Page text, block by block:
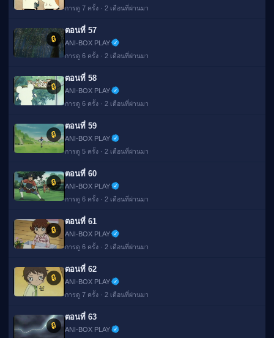
การดู 7 ครั้ง · 2 เดือนที่ผ่านมา
🔒
ตอนที่ 57
ANI-BOX PLAY
การดู 6 ครั้ง · 2 เดือนที่ผ่านมา
🔒
ตอนที่ 58
ANI-BOX PLAY
การดู 6 ครั้ง · 2 เดือนที่ผ่านมา
🔒
ตอนที่ 59
ANI-BOX PLAY
การดู 5 ครั้ง · 2 เดือนที่ผ่านมา
🔒
ตอนที่ 60
ANI-BOX PLAY
การดู 6 ครั้ง · 2 เดือนที่ผ่านมา
🔒
ตอนที่ 61
ANI-BOX PLAY
การดู 6 ครั้ง · 2 เดือนที่ผ่านมา
🔒
ตอนที่ 62
ANI-BOX PLAY
การดู 7 ครั้ง · 2 เดือนที่ผ่านมา
🔒
ตอนที่ 63
ANI-BOX PLAY